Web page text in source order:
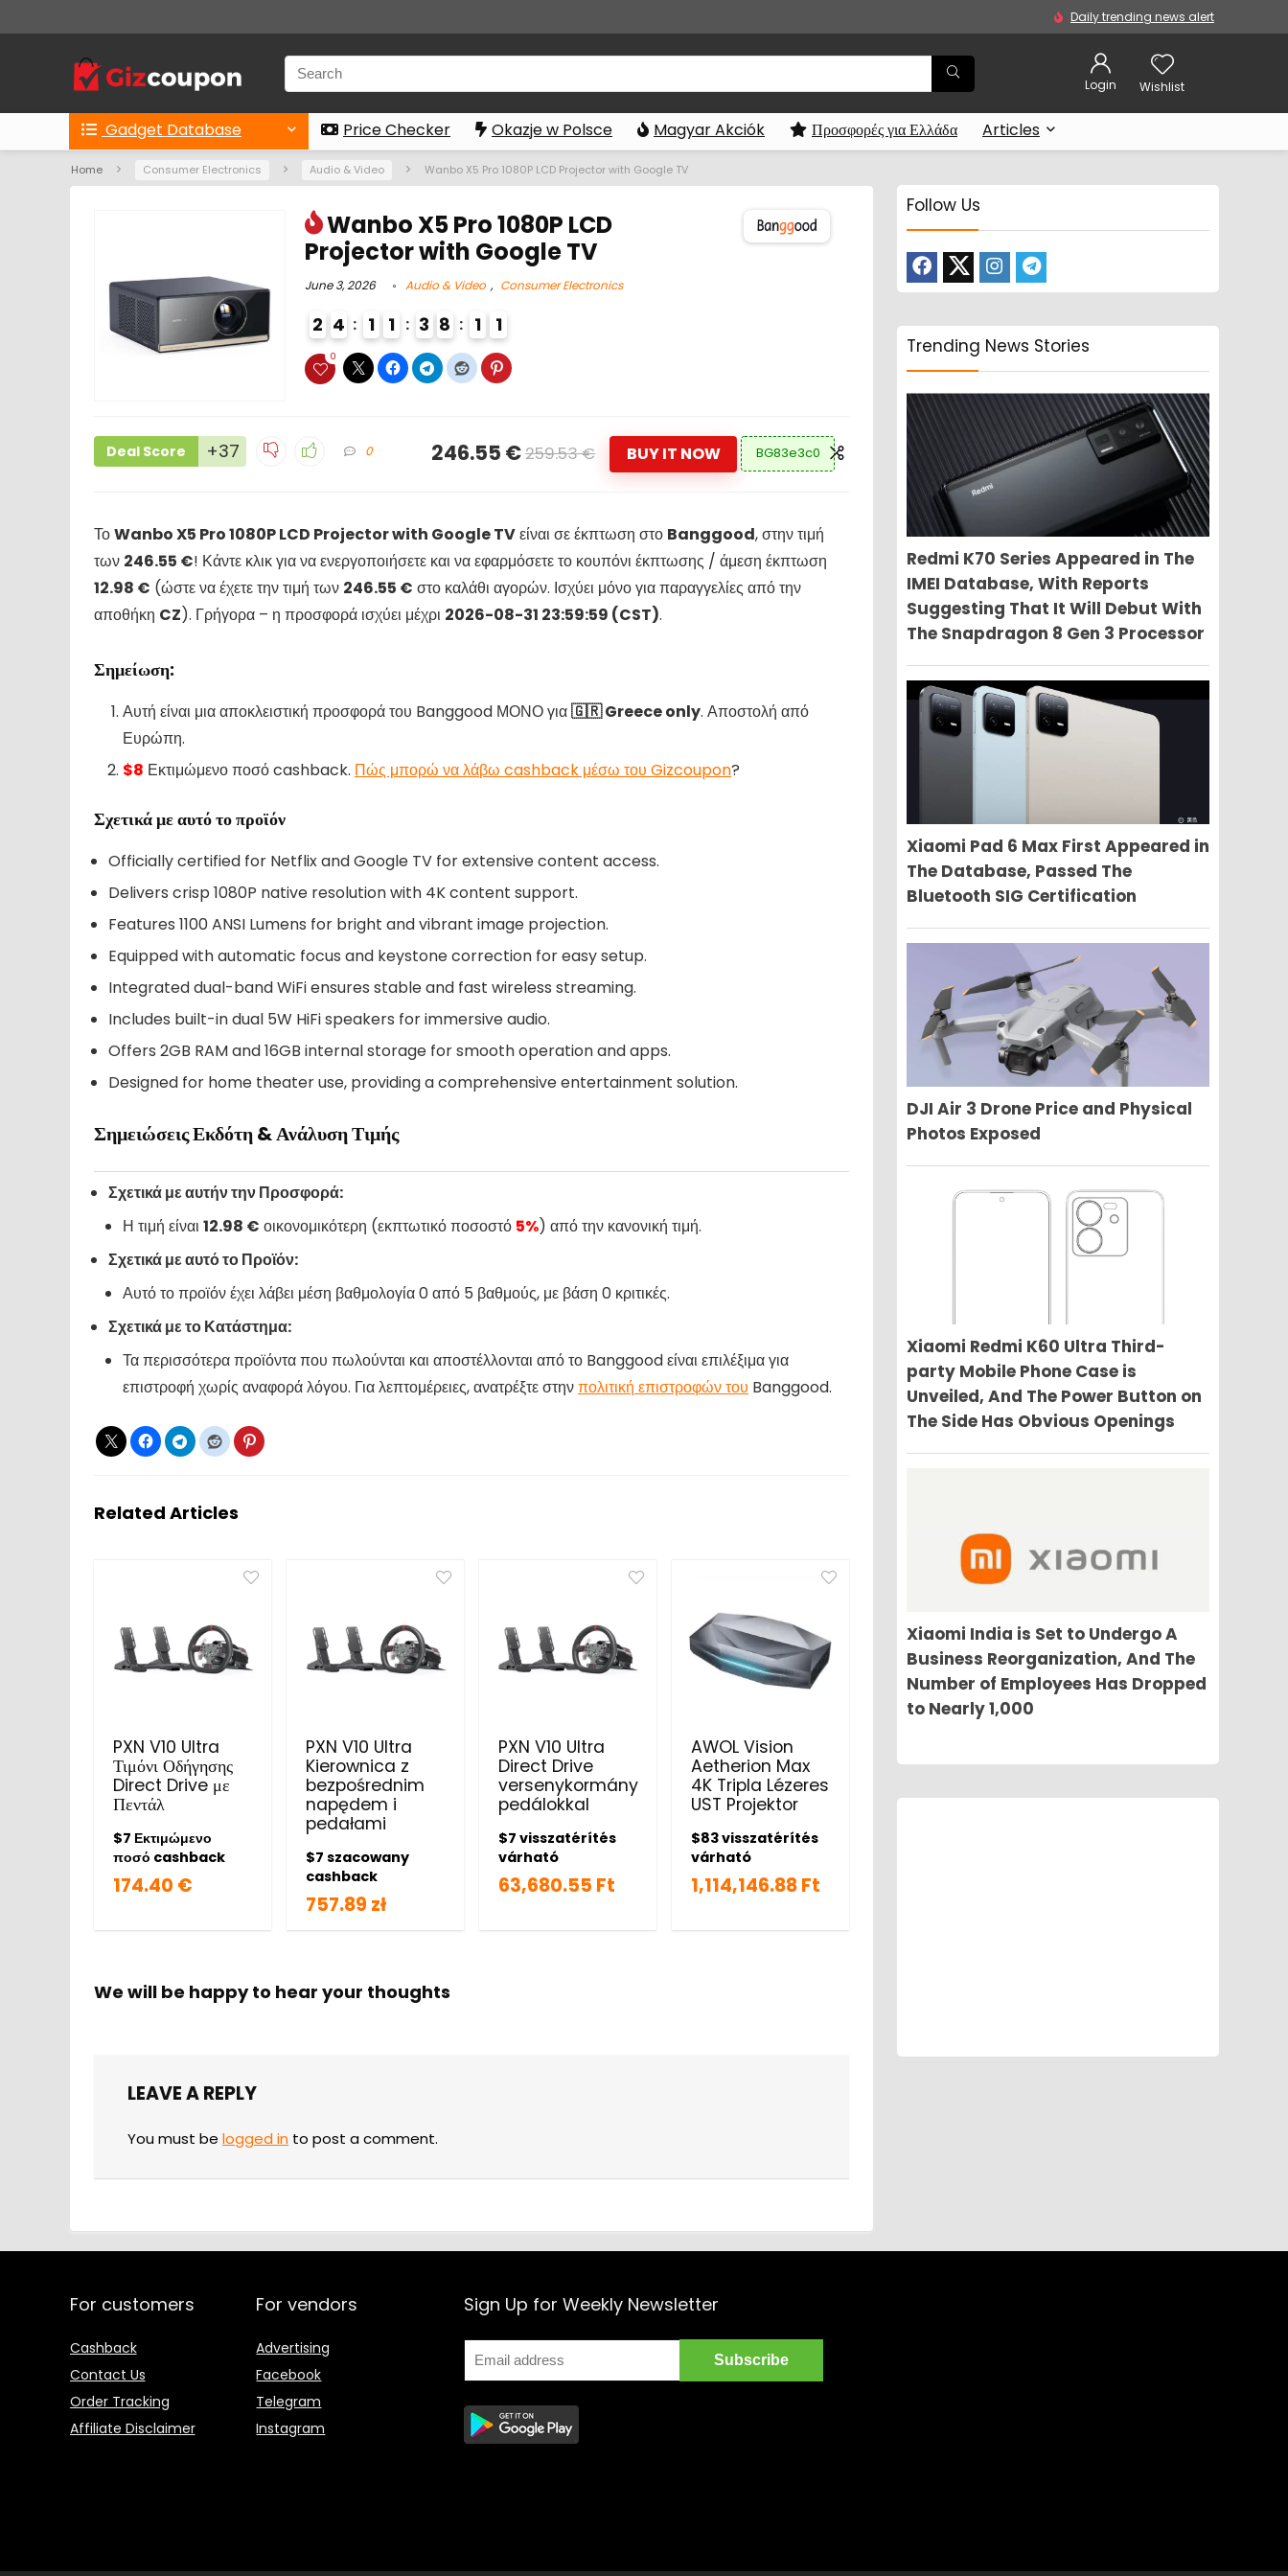
Daily trending news alert
Login Wishlist
Gadget Database Price Checker Okazje w Polsce Magyar Akciók Προσφορές για Ελλάδα Articles
Home Consumer Electronics Audio & Video Wanbo X5 Pro 1080P LCD Projector with Google TV
Wanbo X5 Pro 1080P LCD
Projector with Google TV
June 3, 2026 Audio & Video , Consumer Electronics
2 4 1 1 3 8 1 0
1
0
Deal Score +37 0 246.55 €259.53 € BUY IT NOW BG83e3c0
ΤοWanbo X5 Pro 1080P LCD Projector with Google TVείναι σε έκπτωση στο Banggood, στην τιμή
των 246.55 €! Κάντε κλικ για να ενεργοποιήσετε και να εφαρμόσετε το κουπόνι έκπτωσης / άμεση έκπτωση
12.98 € (ώστε να έχετε την τιμή των 246.55 € στο καλάθι αγορών. Ισχύει μόνο για παραγγελίες από την
αποθήκη CZ). Γρήγορα – η προσφορά ισχύει μέχρι 2026-08-31 23:59:59 (CST).
Σημείωση:
Αυτή είναι μια αποκλειστική προσφορά του Banggood ΜΟΝΟ για🇬🇷 Greece only. Αποστολή από
Ευρώπη.
$8 Εκτιμώμενο ποσό cashback. Πώς μπορώ να λάβω cashback μέσω του Gizcoupon?
Σχετικά με αυτό το προϊόν
Officially certified for Netflix and Google TV for extensive content access.
Delivers crisp 1080P native resolution with 4K content support.
Features 1100 ANSI Lumens for bright and vibrant image projection.
Equipped with automatic focus and keystone correction for easy setup.
Integrated dual-band WiFi ensures stable and fast wireless streaming.
Includes built-in dual 5W HiFi speakers for immersive audio.
Offers 2GB RAM and 16GB internal storage for smooth operation and apps.
Designed for home theater use, providing a comprehensive entertainment solution.
Σημειώσεις Εκδότη & Ανάλυση Τιμής
Σχετικά με αυτήν την Προσφορά:
Η τιμή είναι 12.98 € οικονομικότερη (εκπτωτικό ποσοστό 5%) από την κανονική τιμή.
Σχετικά με αυτό το Προϊόν:
Αυτό το προϊόν έχει λάβει μέση βαθμολογία 0 από 5 βαθμούς, με βάση 0 κριτικές.
Σχετικά με το Κατάστημα:
Τα περισσότερα προϊόντα που πωλούνται και αποστέλλονται από το Banggood είναι επιλέξιμα για
επιστροφή χωρίς αναφορά λόγου. Για λεπτομέρειες, ανατρέξτε στηνπολιτική επιστροφών του Banggood.
Related Articles
PXN V10 Ultra
Τιμόνι Οδήγησης
Direct Drive με
Πεντάλ
$7 Εκτιμώμενο
ποσό cashback
174.40 €
PXN V10 Ultra
Kierownica z
bezpośrednim
napędem i
pedałami
$7 szacowany
cashback
757.89 zł
PXN V10 Ultra
Direct Drive
versenykormány
pedálokkal
$7 visszatérítés
várható
63,680.55 Ft
AWOL Vision
Aetherion Max
4K Tripla Lézeres
UST Projektor
$83 visszatérítés
várható
1,114,146.88 Ft
We will be happy to hear your thoughts
LEAVE A REPLY
You must be logged in to post a comment.
Follow Us
Trending News Stories
Redmi K70 Series Appeared in The
IMEI Database, With Reports
Suggesting That It Will Debut With
The Snapdragon 8 Gen 3 Processor
Xiaomi Pad 6 Max First Appeared in
The Database, Passed The
Bluetooth SIG Certification
DJI Air 3 Drone Price and Physical
Photos Exposed
Xiaomi Redmi K60 Ultra Third-
party Mobile Phone Case is
Unveiled, And The Power Button on
The Side Has Obvious Openings
Xiaomi India is Set to Undergo A
Business Reorganization, And The
Number of Employees Has Dropped
to Nearly 1,000
For customers
Cashback
Contact Us
Order Tracking
Affiliate Disclaimer
For vendors
Advertising
Facebook
Telegram
Instagram
Sign Up for Weekly Newsletter